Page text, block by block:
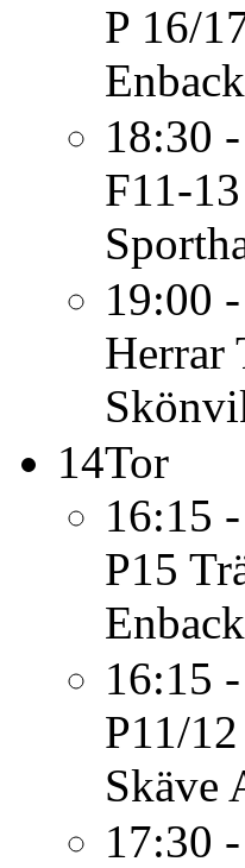
P 16/
18:30
F11-13
19:00
Herrar
14Tor
16:15
P15
16:15
P11/12
Skäve
17:30